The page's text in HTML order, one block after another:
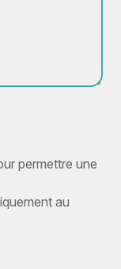
permettre une
au